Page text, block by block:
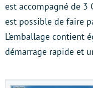
est accompagné de 3
est possible de faire
L’emballage contient
démarrage rapide et